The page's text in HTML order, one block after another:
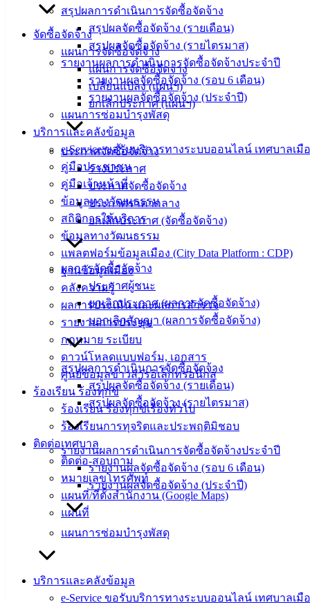
สรุปผลการดำเนินการจัดซื้อจัดจ้าง
สรุปผลจัดซื้อจัดจ้าง (รายเดือน)
สรุปผลจัดซื้อจัดจ้าง (รายไตรมาส)
รายงานผลการดำเนินการจัดซื้อจัดจ้างประจำปี
รายงานผลจัดซื้อจัดจ้าง (รอบ 6 เดือน)
รายงานผลจัดซื้อจัดจ้าง (ประจำปี)
แผนการซ่อมบำรุงพัสดุ
บริการและคลังข้อมูล
e-Service ขอรับบริการทางระบบออนไลน์ เทศบาลเมื
คู่มือประชาชน
คู่มือเจ้าหน้าที่
ข้อมูลทางวัฒนธรรม
สถิติการให้บริการ
ข้อมูลทางวัฒนธรรม
แพลตฟอร์มข้อมูลเมือง (City Data Platform : CDP)
ฐานข้อมูลเมือง
คลังความรู้
ผลการประเมิน และผลการสำรวจ
รายงานการประชุม
กฎหมาย ระเบียบ
ดาวน์โหลดแบบฟอร์ม, เอกสาร
ศูนย์ข้อมูลข่าวสารอิเล็กทรอนิกส์
ร้องเรียน ร้องทุกข์
ร้องเรียน ร้องทุกข์เรื่องทั่วไป
ร้องเรียนการทุจริตและประพฤติมิชอบ
ติดต่อเทศบาล
ติดต่อ-สอบถาม
หมายเลขโทรศัพท์
แผนที่/ที่ตั้งสำนักงาน (Google Maps)
แผนที่
จัดซื้อจัดจ้าง
แผนการจัดซื้อจัดจ้าง
แผนการจัดซื้อจัดจ้าง
เปลี่ยนแปลง (แผนฯ)
ยกเลิกประกาศ (แผนฯ)
ประกาศจัดซื้อจัดจ้าง
ร่างประกาศ
ประกาศจัดซื้อจัดจ้าง
ประกาศราคากลาง
ยกเลิกประกาศ (จัดซื้อจัดจ้าง)
ผลการจัดซื้อจัดจ้าง
ประกาศผู้ชนะ
ยกเลิกประกาศ (ผลการจัดซื้อจัดจ้าง)
บอกเลิกสัญญา (ผลการจัดซื้อจัดจ้าง)
สรุปผลการดำเนินการจัดซื้อจัดจ้าง
สรุปผลจัดซื้อจัดจ้าง (รายเดือน)
สรุปผลจัดซื้อจัดจ้าง (รายไตรมาส)
รายงานผลการดำเนินการจัดซื้อจัดจ้างประจำปี
รายงานผลจัดซื้อจัดจ้าง (รอบ 6 เดือน)
รายงานผลจัดซื้อจัดจ้าง (ประจำปี)
แผนการซ่อมบำรุงพัสดุ
บริการและคลังข้อมูล
e-Service ขอรับบริการทางระบบออนไลน์ เทศบาลเมื
ติดต่อ :
038-
142-100-104
ดาวน์โหลด
แบบ
ฟอร์ม,
เอกสาร
สำหรับ
ประชาชน/
คู่มือการ
ปฏิบัติ
ข่าวสาร
ข้อมูล
ข่าวสาร
อิเล็กทรอนิกส์
ความรู้
(Knowledge
Management)
เทศบาล
สายตรง
นายก